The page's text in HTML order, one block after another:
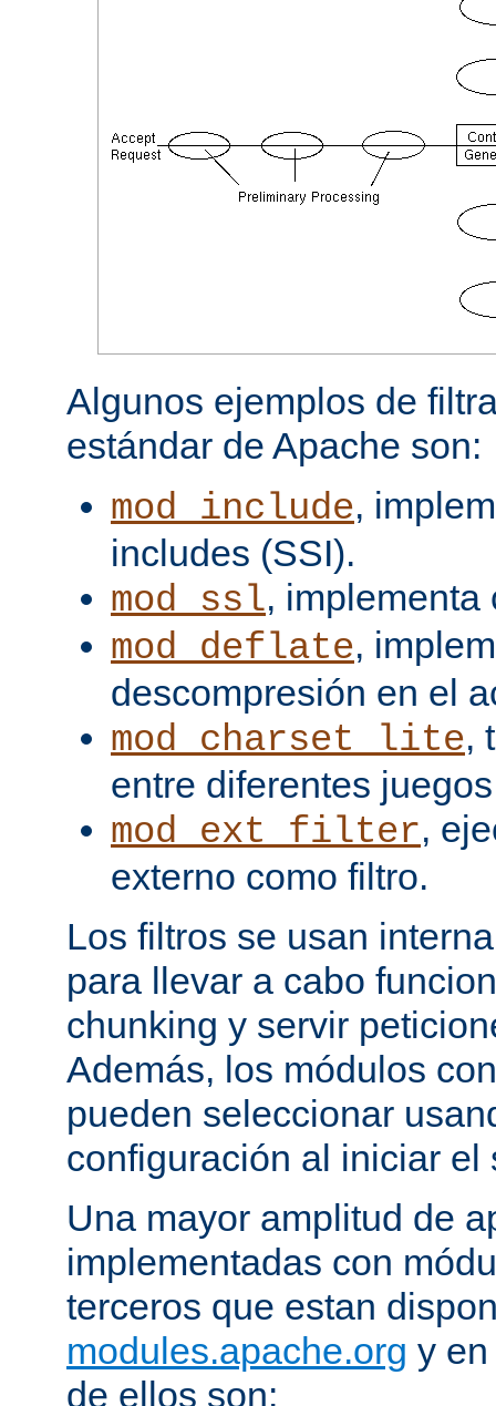
Algunos ejemplos de
estándar de Apache son:
mod_include,
includes (SSI).
mod_ssl, implementa
mod_deflate,
descompresión en el
mod_charset_lite,
entre diferentes
mod_ext_filter,
externo como filtro.
Los filtros se usan
para llevar a cabo
chunking y servir
Además, los módulos
pueden seleccionar
configuración al iniciar el
Una mayor amplitud de
implementadas con
terceros que estan
modules.apache.org y
de ellos son: